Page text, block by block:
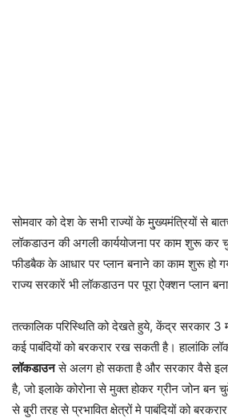
सोमवार को देश के सभी राज्यों के मु्ख्यमंत्रियों से
लॉकडाउन की अगली कार्ययोजना पर काम शुरू कर
फीडबैक के आधार पर प्लान बनाने का काम शुरू हो
राज्य सरकारें भी लॉकडाउन पर पूरा ऐक्शन प्लान
तत्कालिक परिस्थिति को देखते हुये, केंद्र सरकार 3
कई पाबंदियों को बरकरार रख सकती है। हालांकि
लॉकडाउनसे अलग हो सकता है और सरकार वैसे
है, जो इलाके कोरोना से मुक्त होकर ग्रीन जोन बन
से बुरी तरह से प्रभावित क्षेत्रों मे पाबंदियों को